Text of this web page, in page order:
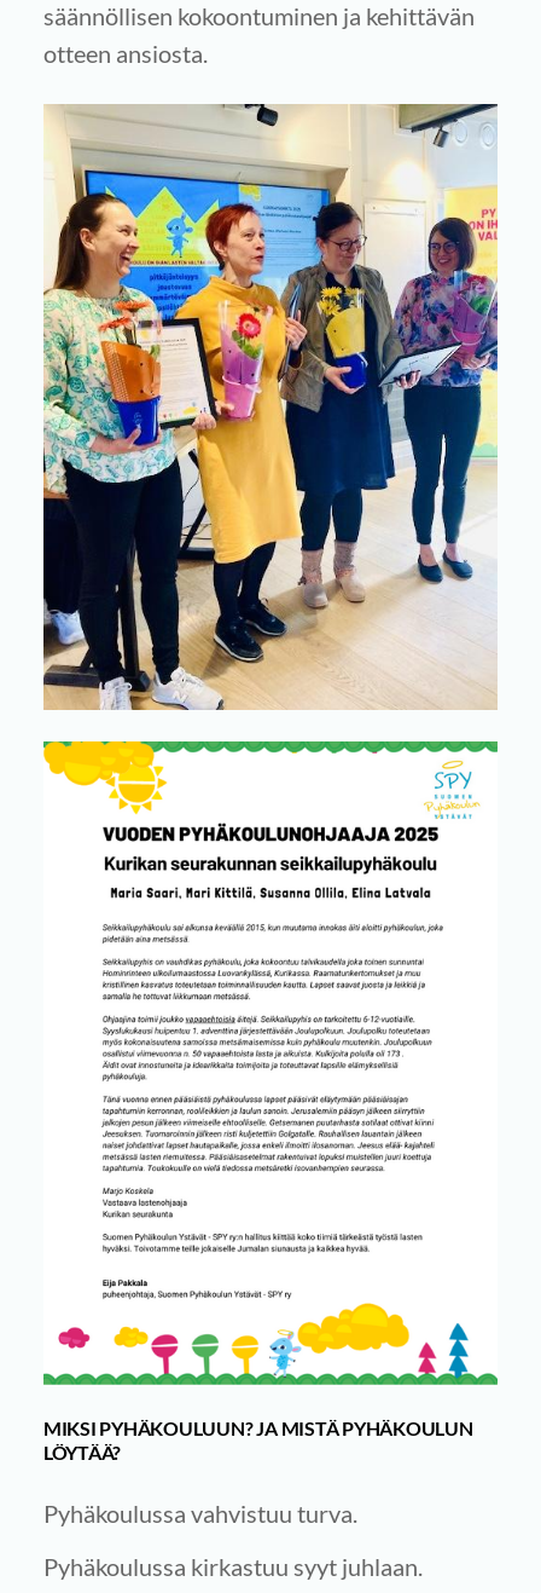
säännöllisen kokoontuminen ja kehittävän
otteen ansiosta.
MIKSI PYHÄKOULUUN? JA MISTÄ PYHÄKOULUN
LÖYTÄÄ?
Pyhäkoulussa vahvistuu turva.
Pyhäkoulussa kirkastuu syyt juhlaan.